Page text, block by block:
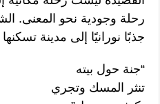
رحلة وجودية نحو المعنى.
جذبًا نورانيًا إلى مدينة
“جنة حول بيته
تنثر المسك وتجري